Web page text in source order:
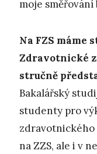
moje směřování
Na FZS máme
Zdravotnické
stručně
Bakalářský
studenty pro
zdravotnického
na ZZS, ale i v